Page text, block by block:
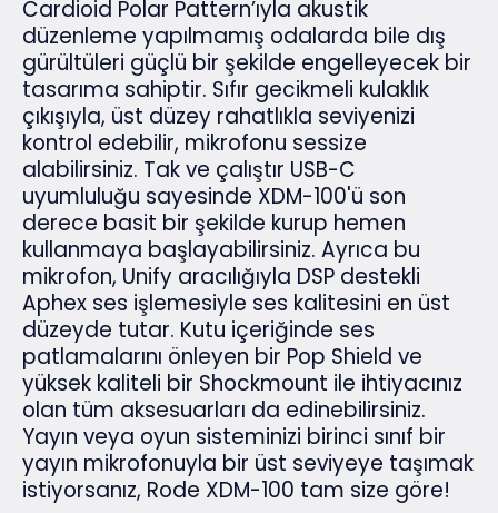
Cardioid Polar Pattern’ıyla akustik
düzenleme yapılmamış odalarda bile dış
gürültüleri güçlü bir şekilde engelleyecek bir
tasarıma sahiptir. Sıfır gecikmeli kulaklık
çıkışıyla, üst düzey rahatlıkla seviyenizi
kontrol edebilir, mikrofonu sessize
alabilirsiniz. Tak ve çalıştır USB-C
uyumluluğu sayesinde XDM-100'ü son
derece basit bir şekilde kurup hemen
kullanmaya başlayabilirsiniz. Ayrıca bu
mikrofon, Unify aracılığıyla DSP destekli
Aphex ses işlemesiyle ses kalitesini en üst
düzeyde tutar. Kutu içeriğinde ses
patlamalarını önleyen bir Pop Shield ve
yüksek kaliteli bir Shockmount ile ihtiyacınız
olan tüm aksesuarları da edinebilirsiniz.
Yayın veya oyun sisteminizi birinci sınıf bir
yayın mikrofonuyla bir üst seviyeye taşımak
istiyorsanız, Rode XDM-100 tam size göre!